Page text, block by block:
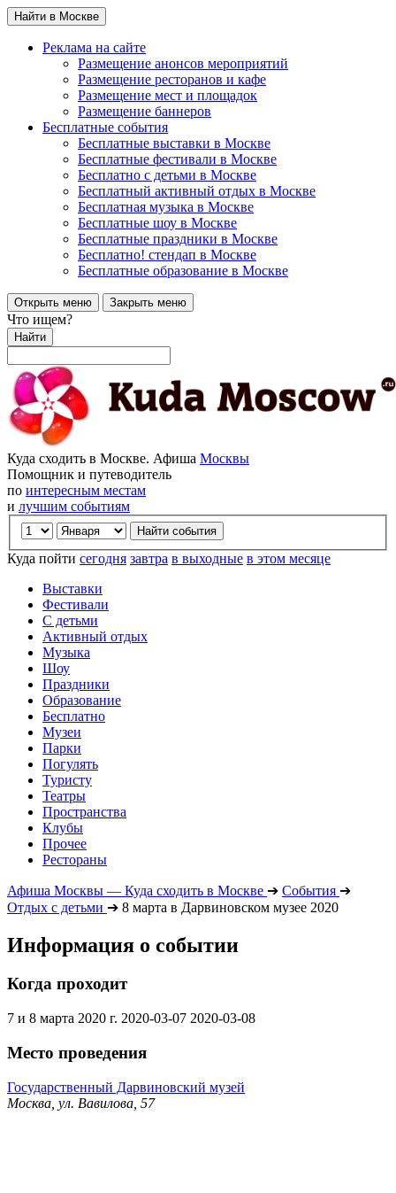
Найти в Москве
Реклама на сайте
Размещение анонсов мероприятий
Размещение ресторанов и кафе
Размещение мест и площадок
Размещение баннеров
Бесплатные события
Бесплатные выставки в Москве
Бесплатные фестивали в Москве
Бесплатно с детьми в Москве
Бесплатный активный отдых в Москве
Бесплатная музыка в Москве
Бесплатные шоу в Москве
Бесплатные праздники в Москве
Бесплатно! стендап в Москве
Бесплатные образование в Москве
Открыть меню Закрыть меню
Что ищем?
Найти
Куда сходить в Москве. Афиша Москвы
Помощник и путеводитель
по интересным местам
и лучшим событиям
Куда пойти сегодня завтра в выходные в этом месяце
Выставки
Фестивали
С детьми
Активный отдых
Музыка
Шоу
Праздники
Образование
Бесплатно
Музеи
Парки
Погулять
Туристу
Театры
Пространства
Клубы
Прочее
Рестораны
Афиша Москвы — Куда сходить в Москве ➔ События ➔
Отдых с детьми ➔ 8 марта в Дарвиновском музее 2020
Информация о событии
Когда проходит
7 и 8 марта 2020 г. 2020-03-07 2020-03-08
Место проведения
Государственный Дарвиновский музей
Москва, ул. Вавилова, 57